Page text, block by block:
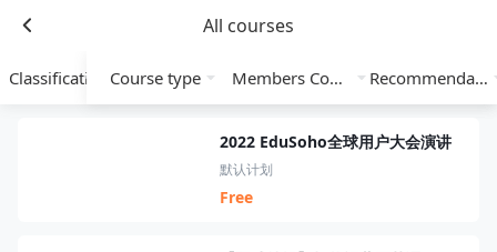
All courses
Classification Course type Members Course Recommendation
2022 EduSoho全球用户大会演讲
默认计划
Free